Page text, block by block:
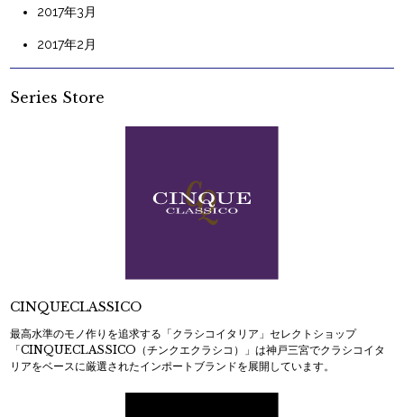
2017年3月
2017年2月
Series Store
CINQUECLASSICO
最高水準のモノ作りを追求する「クラシコイタリア」セレクトショップ
「CINQUECLASSICO（チンクエクラシコ）」は神戸三宮でクラシコイタ
リアをベースに厳選されたインポートブランドを展開しています。